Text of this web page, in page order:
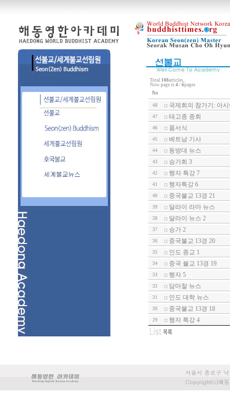
Total 108articles,
Now page is 4 / 6pages
No
48 국제회의 참가기: 아
47 태고종 종회
46 품서식
45 베트남 기사
44 동방대 뉴스
43 승가회 3
42 행자 특강 7
41 행자특강 6
40 중국불교 13경 21
39 달라이 라마 뉴스
38 달라이 뉴스 2
37 승가 2
36 중국불교 13경 20
35 인도 종교 1
34 중국 불교 13경 19
33 행자 5
32 담마찰 뉴스
31 인도 대학 뉴스
30 중국불교 13경 18
29 행자 특강 4